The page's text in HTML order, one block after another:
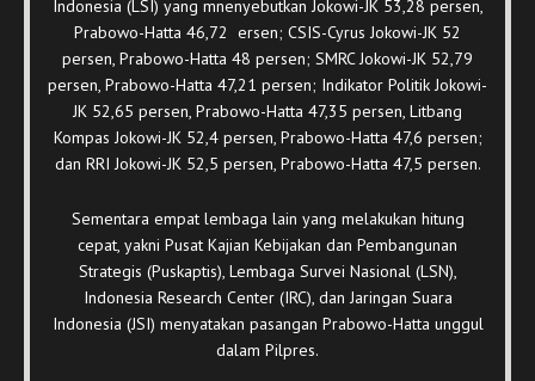
Indonesia (LSI) yang mnenyebutkan Jokowi-JK 53,28 persen,
Prabowo-Hatta 46,72 ersen; CSIS-Cyrus Jokowi-JK 52
persen, Prabowo-Hatta 48 persen; SMRC Jokowi-JK 52,79
persen, Prabowo-Hatta 47,21 persen; Indikator Politik Jokowi-
JK 52,65 persen, Prabowo-Hatta 47,35 persen, Litbang
Kompas Jokowi-JK 52,4 persen, Prabowo-Hatta 47,6 persen;
dan RRI Jokowi-JK 52,5 persen, Prabowo-Hatta 47,5 persen.
Sementara empat lembaga lain yang melakukan hitung
cepat, yakni Pusat Kajian Kebijakan dan Pembangunan
Strategis (Puskaptis), Lembaga Survei Nasional (LSN),
Indonesia Research Center (IRC), dan Jaringan Suara
Indonesia (JSI) menyatakan pasangan Prabowo-Hatta unggul
dalam Pilpres.